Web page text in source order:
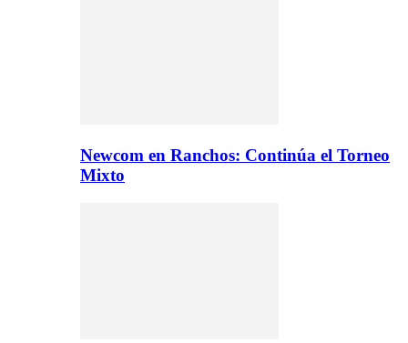
Newcom en Ranchos: Continúa el Torneo
Mixto